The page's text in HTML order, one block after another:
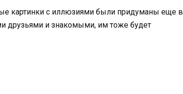
картинки с иллюзиями были придуманы еще в
друзьями и знакомыми, им тоже будет